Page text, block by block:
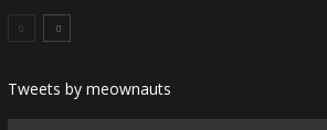
Tweets by meownauts